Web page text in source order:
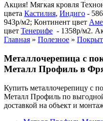
Акция! Мягкая кровля
цвета Кастилия, Индиго -
943р/м2; Континент цвет
цвет Тенерифе - 1358р/м2.
Главная » Полезное »
Металлочерепица с
Металл Профиль в
Купить металлочерепицу с
Металл Профиль по
доставкой на объект и